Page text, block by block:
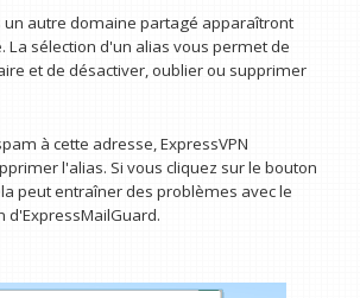
un autre domaine partagé apparaîtront
La sélection d'un alias vous permet de
et de désactiver, oublier ou supprimer
à cette adresse, ExpressVPN
l'alias. Si vous cliquez sur le bouton
peut entraîner des problèmes avec le
d'ExpressMailGuard.